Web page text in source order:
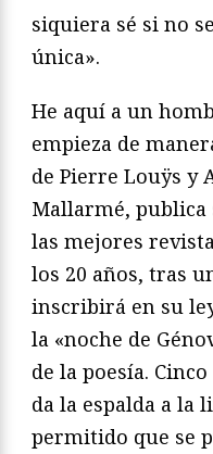
siquiera sé si no
única».
He aquí a un
empieza de
de Pierre Louÿs y
Mallarmé, publica
las mejores
los 20 años, tras
inscribirá en su
la «noche de
de la poesía.
da la espalda a la
permitido que se